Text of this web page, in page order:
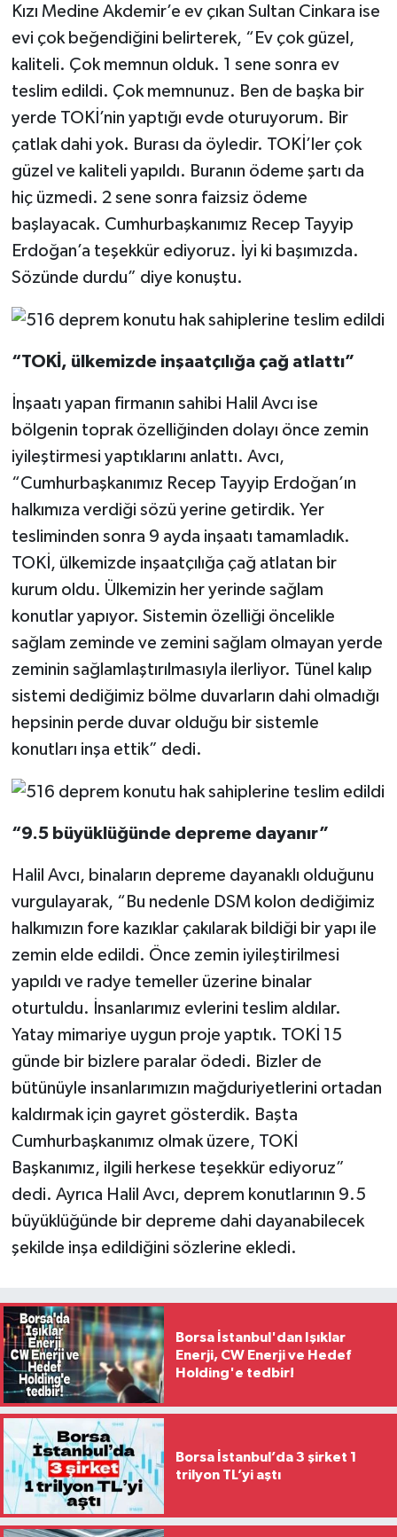
Kızı Medine Akdemir’e ev çıkan Sultan Cinkara ise
evi çok beğendiğini belirterek, “Ev çok güzel,
kaliteli. Çok memnun olduk. 1 sene sonra ev
teslim edildi. Çok memnunuz. Ben de başka bir
yerde TOKİ’nin yaptığı evde oturuyorum. Bir
çatlak dahi yok. Burası da öyledir. TOKİ’ler çok
güzel ve kaliteli yapıldı. Buranın ödeme şartı da
hiç üzmedi. 2 sene sonra faizsiz ödeme
başlayacak. Cumhurbaşkanımız Recep Tayyip
Erdoğan’a teşekkür ediyoruz. İyi ki başımızda.
Sözünde durdu” diye konuştu.
“TOKİ, ülkemizde inşaatçılığa çağ atlattı”
İnşaatı yapan firmanın sahibi Halil Avcı ise
bölgenin toprak özelliğinden dolayı önce zemin
iyileştirmesi yaptıklarını anlattı. Avcı,
“Cumhurbaşkanımız Recep Tayyip Erdoğan’ın
halkımıza verdiği sözü yerine getirdik. Yer
tesliminden sonra 9 ayda inşaatı tamamladık.
TOKİ, ülkemizde inşaatçılığa çağ atlatan bir
kurum oldu. Ülkemizin her yerinde sağlam
konutlar yapıyor. Sistemin özelliği öncelikle
sağlam zeminde ve zemini sağlam olmayan yerde
zeminin sağlamlaştırılmasıyla ilerliyor. Tünel kalıp
sistemi dediğimiz bölme duvarların dahi olmadığı
hepsinin perde duvar olduğu bir sistemle
konutları inşa ettik” dedi.
“9.5 büyüklüğünde depreme dayanır”
Halil Avcı, binaların depreme dayanaklı olduğunu
vurgulayarak, “Bu nedenle DSM kolon dediğimiz
halkımızın fore kazıklar çakılarak bildiği bir yapı ile
zemin elde edildi. Önce zemin iyileştirilmesi
yapıldı ve radye temeller üzerine binalar
oturtuldu. İnsanlarımız evlerini teslim aldılar.
Yatay mimariye uygun proje yaptık. TOKİ 15
günde bir bizlere paralar ödedi. Bizler de
bütünüyle insanlarımızın mağduriyetlerini ortadan
kaldırmak için gayret gösterdik. Başta
Cumhurbaşkanımız olmak üzere, TOKİ
Başkanımız, ilgili herkese teşekkür ediyoruz”
dedi. Ayrıca Halil Avcı, deprem konutlarının 9.5
büyüklüğünde bir depreme dahi dayanabilecek
şekilde inşa edildiğini sözlerine ekledi.
Borsa İstanbul'dan Işıklar
Enerji, CW Enerji ve Hedef
Holding'e tedbir!
Borsa İstanbul’da 3 şirket 1
trilyon TL’yi aştı